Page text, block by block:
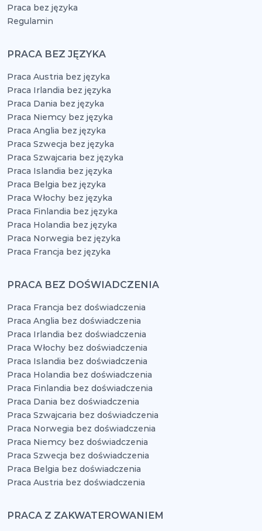
Praca bez języka
Regulamin
PRACA BEZ JĘZYKA
Praca Austria bez języka
Praca Irlandia bez języka
Praca Dania bez języka
Praca Niemcy bez języka
Praca Anglia bez języka
Praca Szwecja bez języka
Praca Szwajcaria bez języka
Praca Islandia bez języka
Praca Belgia bez języka
Praca Włochy bez języka
Praca Finlandia bez języka
Praca Holandia bez języka
Praca Norwegia bez języka
Praca Francja bez języka
PRACA BEZ DOŚWIADCZENIA
Praca Francja bez doświadczenia
Praca Anglia bez doświadczenia
Praca Irlandia bez doświadczenia
Praca Włochy bez doświadczenia
Praca Islandia bez doświadczenia
Praca Holandia bez doświadczenia
Praca Finlandia bez doświadczenia
Praca Dania bez doświadczenia
Praca Szwajcaria bez doświadczenia
Praca Norwegia bez doświadczenia
Praca Niemcy bez doświadczenia
Praca Szwecja bez doświadczenia
Praca Belgia bez doświadczenia
Praca Austria bez doświadczenia
PRACA Z ZAKWATEROWANIEM